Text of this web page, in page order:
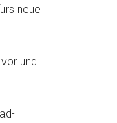
neue
und